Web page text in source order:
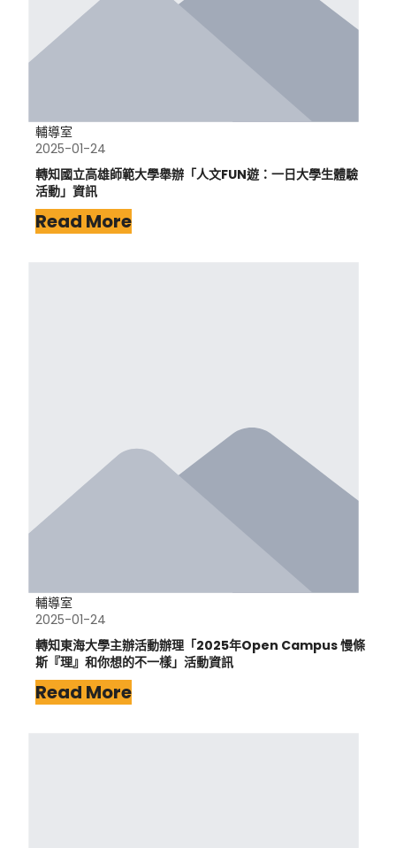
輔導室
2025-01-24
轉知國立高雄師範大學舉辦「人文FUN遊：一日大學生體驗
活動」資訊
Read More
輔導室
2025-01-24
轉知東海大學主辦活動辦理「2025年Open Campus 慢條
斯『理』和你想的不一樣」活動資訊
Read More